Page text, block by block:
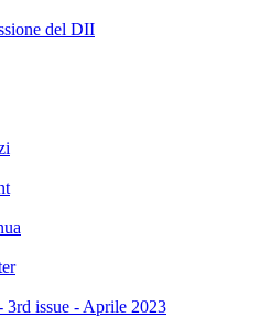
del DII
3rd issue - Aprile 2023